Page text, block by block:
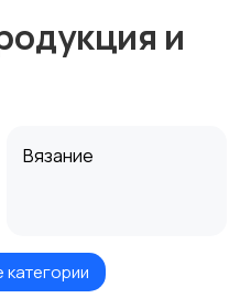
и
Вязание
Мебель на заказ
категории